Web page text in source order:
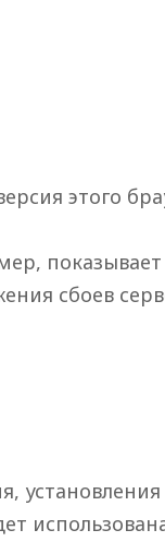
этого
показывает
сбоев